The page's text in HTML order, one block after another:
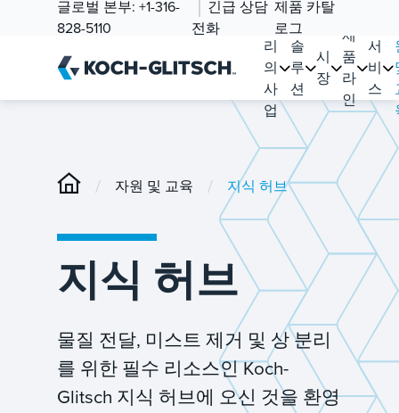
글로벌 본부: +1-316-
828-5110
긴급 상담
전화
제품 카탈
로그
우
리
의
사
업
솔
루
션
시
장
제
품
라
인
서
비
스
/ 자원 및 교육 / 지식 허브
지식 허브
물질 전달, 미스트 제거 및 상 분리
를 위한 필수 리소스인 Koch-
Glitsch 지식 허브에 오신 것을 환영